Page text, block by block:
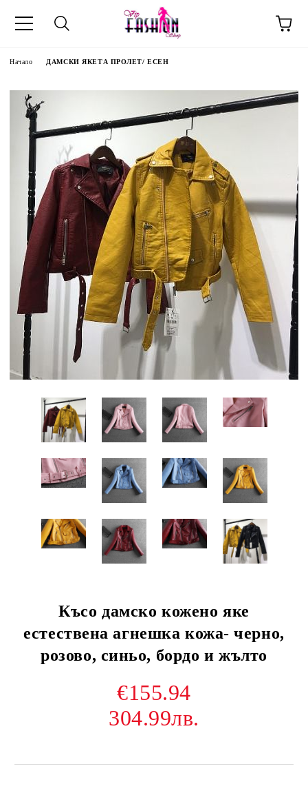
Начало ДАМСКИ ЯКЕТА ПРОЛЕТ/ ЕСЕН
Късо дамско кожено яке
естествена агнешка кожа- черно,
розово, синьо, бордо и жълто
€155.94
304.99лв.